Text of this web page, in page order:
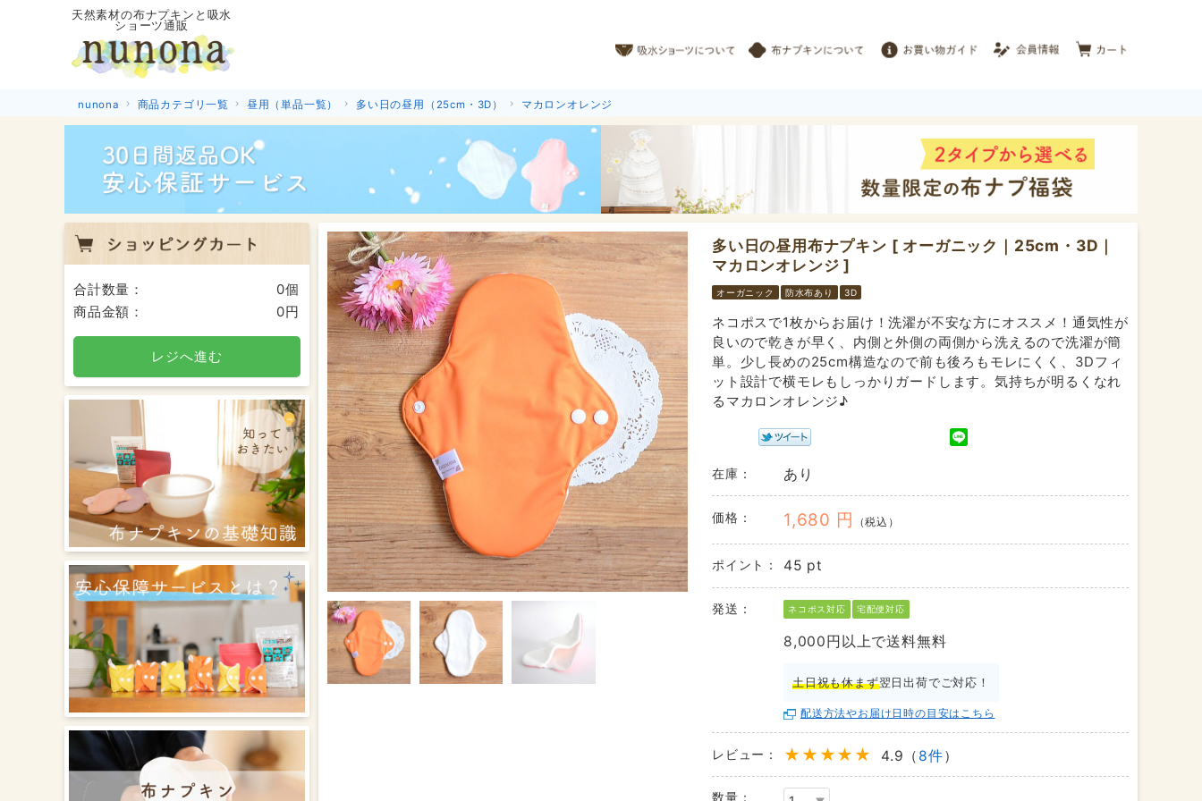
天然素材の布ナプキンと吸水
ショーツ通販
nunona 商品カテゴリ一覧 昼用（単品一覧） 多い日の昼用（25cm・3D） マカロンオレンジ
多い日の昼用布ナプキン [ オーガニック｜25cm・3D｜
マカロンオレンジ ]
オーガニック 防水布あり 3D
ネコポスで1枚からお届け！洗濯が不安な方にオススメ！通気性が
良いので乾きが早く、内側と外側の両側から洗えるので洗濯が簡
単。少し長めの25cm構造なので前も後ろもモレにくく、3Dフィ
ット設計で横モレもしっかりガードします。気持ちが明るくなれ
るマカロンオレンジ♪
在庫： あり
価格： 1,680 円 （税込）
ポイント： 45 pt
発送： ネコポス対応 宅配便対応
8,000円以上で送料無料
土日祝も休まず翌日出荷でご対応！
配送方法やお届け日時の目安はこちら
レビュー： 4.9（ 8件）
数量：
合計数量：
0個
商品金額：
0円
レジへ進む